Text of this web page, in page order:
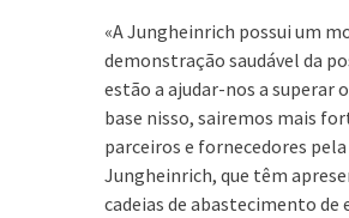
«A Jungheinrich possui um
demonstração saudável da
estão a ajudar-nos a superar
base nisso, sairemos mais
parceiros e fornecedores
Jungheinrich, que têm
cadeias de abastecimento